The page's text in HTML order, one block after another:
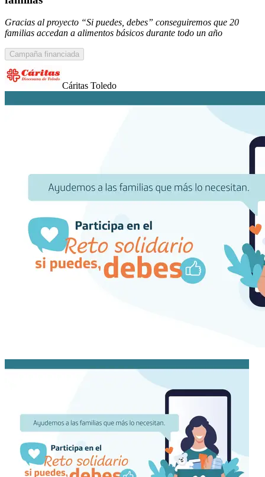
Gracias al proyecto “Si puedes, debes” conseguiremos que 20
familias accedan a alimentos básicos durante todo un año
Campaña financiada
Cáritas Toledo